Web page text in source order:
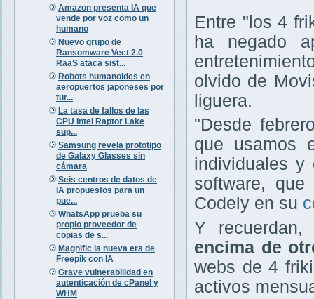
Amazon presenta IA que
vende por voz como un
humano
Nuevo grupo de
Ransomware Vect 2.0
RaaS ataca sist...
Robots humanoides en
aeropuertos japoneses por
tur...
La tasa de fallos de las
CPU Intel Raptor Lake
sup...
Samsung revela prototipo
de Galaxy Glasses sin
cámara
Seis centros de datos de
IA propuestos para un
pue...
WhatsApp prueba su
propio proveedor de
copias de s...
Magnific la nueva era de
Freepik con IA
Grave vulnerabilidad en
autenticación de cPanel y
WHM
Entre "los 4
ha negado
olvido de
liguera.
"Desde
que usamos
individuales y
software,
Codely en su
Y
encima de
webs de 4
activos